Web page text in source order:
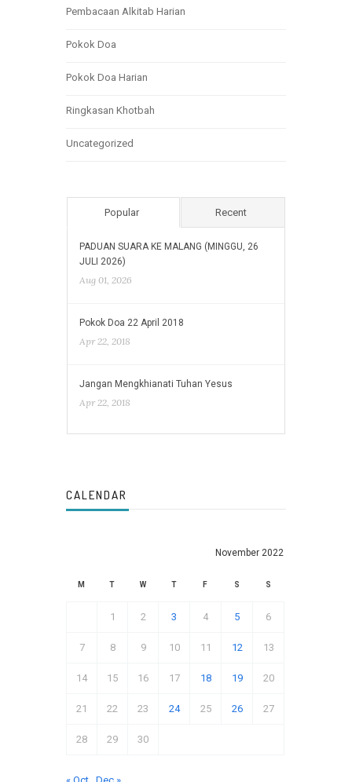
Pembacaan Alkitab Harian
Pokok Doa
Pokok Doa Harian
Ringkasan Khotbah
Uncategorized
Popular Recent
PADUAN SUARA KE MALANG (MINGGU, 26
JULI 2026)
Aug 01, 2026
Pokok Doa 22 April 2018
Apr 22, 2018
Jangan Mengkhianati Tuhan Yesus
Apr 22, 2018
CALENDAR
November 2022
M T W T F S S
1 2 3 4 5 6
7 8 9 10 11 12 13
14 15 16 17 18 19 20
21 22 23 24 25 26 27
28 29 30